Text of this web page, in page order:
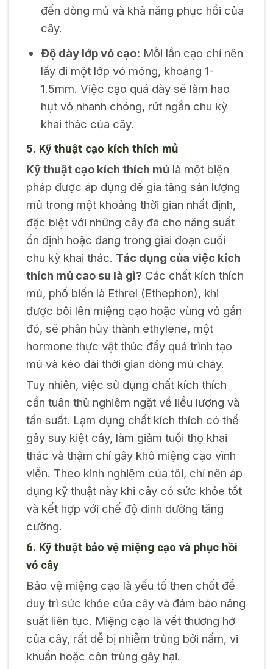
đến dòng mủ và khả năng phục hồi của
cây.
Độ dày lớp vỏ cạo: Mỗi lần cạo chỉ nên
lấy đi một lớp vỏ mỏng, khoảng 1-
1.5mm. Việc cạo quá dày sẽ làm hao
hụt vỏ nhanh chóng, rút ngắn chu kỳ
khai thác của cây.
5. Kỹ thuật cạo kích thích mủ
Kỹ thuật cạo kích thích mủlà một biện
pháp được áp dụng để gia tăng sản lượng
mủ trong một khoảng thời gian nhất định,
đặc biệt với những cây đã cho năng suất
ổn định hoặc đang trong giai đoạn cuối
chu kỳ khai thác. Tác dụng của việc kích
thích mủ cao su là gì? Các chất kích thích
mủ, phổ biến là Ethrel (Ethephon), khi
được bôi lên miệng cạo hoặc vùng vỏ gần
đó, sẽ phân hủy thành ethylene, một
hormone thực vật thúc đẩy quá trình tạo
mủ và kéo dài thời gian dòng mủ chảy.
Tuy nhiên, việc sử dụng chất kích thích
cần tuân thủ nghiêm ngặt về liều lượng và
tần suất. Lạm dụng chất kích thích có thể
gây suy kiệt cây, làm giảm tuổi thọ khai
thác và thậm chí gây khô miệng cạo vĩnh
viễn. Theo kinh nghiệm của tôi, chỉ nên áp
dụng kỹ thuật này khi cây có sức khỏe tốt
và kết hợp với chế độ dinh dưỡng tăng
cường.
6. Kỹ thuật bảo vệ miệng cạo và phục hồi
vỏ cây
Bảo vệ miệng cạo là yếu tố then chốt để
duy trì sức khỏe của cây và đảm bảo năng
suất liên tục. Miệng cạo là vết thương hở
của cây, rất dễ bị nhiễm trùng bởi nấm, vi
khuẩn hoặc côn trùng gây hại.